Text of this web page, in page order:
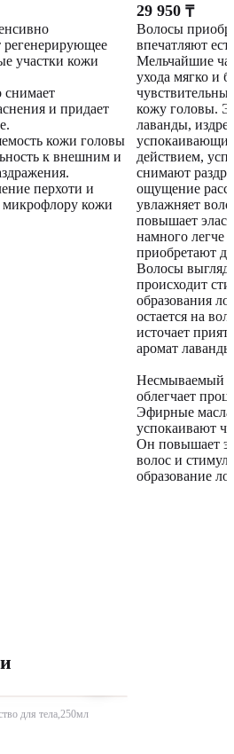
регенерирующее
участки кожи
снимает
и придает
кожи головы
к внешним и
перхоти и
микрофлору кожи
29 950 ₸
Волосы
впечатляют
Мельчайшие
ухода мягко и
кожу головы.
лаванды,
действием,
снимают
ощущение
увлажняет
повышает
намного легче
приобретают
Волосы
происходит
образования
остается на
источает
аромат
Несмываемый
облегчает
Эфирные
успокаивают
Он повышает
волос и
образование
для тела,250мл